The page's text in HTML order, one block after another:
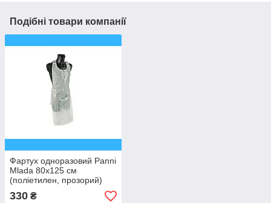
Подібні товари компанії
Фартух одноразовий Panni
Mlada 80х125 см
(поліетилен, прозорий)
100 штук
330 ₴